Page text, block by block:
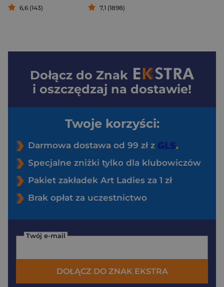
6,6 (143) 7,1 (1898)
Dołącz do Znak
i oszczędzaj na dostawie!
Twoje korzyści:
Darmowa dostawa od 99 zł z
Specjalne zniżki tylko dla klubowiczów
Pakiet zakładek Art Ladies za 1 zł
Brak opłat za uczestnictwo
Twój e-mail
DOŁĄCZ DO ZNAK EKSTRA